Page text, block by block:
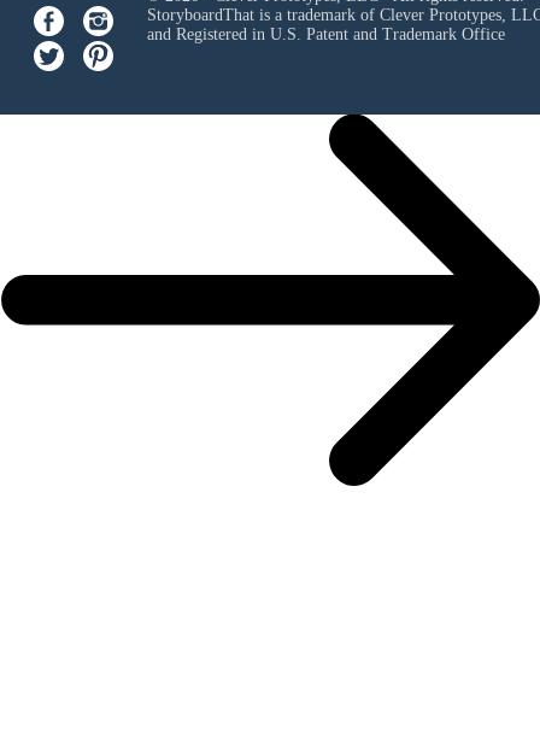
StoryboardThat is a trademark of Clever Prototypes,
and Registered in U.S. Patent and Trademark Office